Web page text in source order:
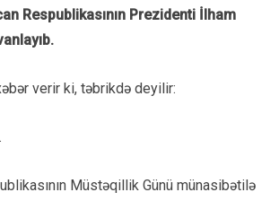
Respublikasının Prezidenti İlham
verir ki, təbrikdə deyilir:
Müstəqillik Günü münasibətilə